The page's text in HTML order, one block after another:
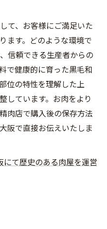
て、お客様にご満足いた
ます。どのような環境で
信頼できる生産者からの
で健康的に育った黒毛和
位の特性を理解した上
しています。お肉をより
肉店で購入後の保存方法
阪で直接お伝えいたしま
にて歴史のある肉屋を運営